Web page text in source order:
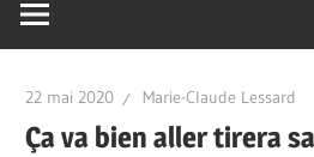
ses
formes
22 mai 2020 Marie-Claude Lessard
Ça va bien aller tirera